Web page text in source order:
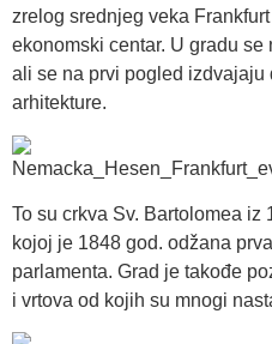
zrelog srednjeg veka
ekonomski centar. U gradu
ali se na prvi pogled izdvajaju
arhitekture.
To su crkva Sv. Bartolomea iz
kojoj je 1848 god. odžana
parlamenta. Grad je takođe
i vrtova od kojih su mnogi